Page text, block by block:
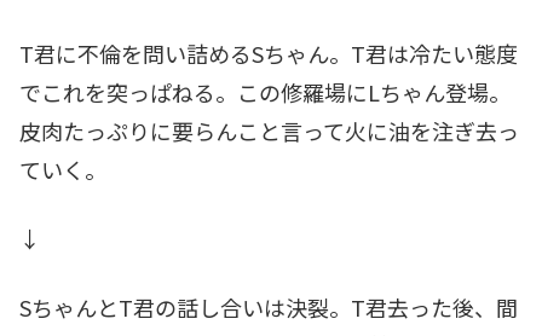
T君に不倫を問い詰めるSちゃん。T君は冷たい態度
でこれを突っぱねる。この修羅場にLちゃん登場。
皮肉たっぷりに要らんこと言って火に油を注ぎ去っ
ていく。
↓
SちゃんとT君の話し合いは決裂。T君去った後、間